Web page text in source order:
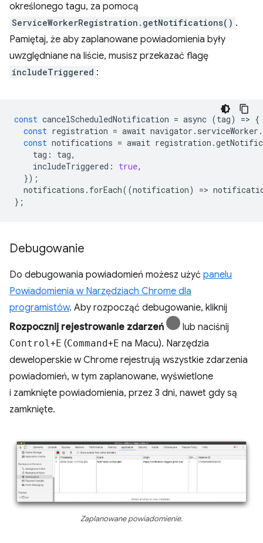
określonego tagu, za pomocą
ServiceWorkerRegistration.getNotifications() .
Pamiętaj, że aby zaplanowane powiadomienia były
uwzględniane na liście, musisz przekazać flagę
includeTriggered :
const cancelScheduledNotification = async (tag) => {
const registration = await navigator . serviceWorker .
const notifications = await registration .
tag : tag,
includeTriggered : true,
});
notifications . forEach((notification) =>
};
Debugowanie
Do debugowania powiadomień możesz użyć panelu
Powiadomienia w Narzędziach Chrome dla
programistów. Aby rozpocząć debugowanie, kliknij
Rozpocznij rejestrowanie zdarzeń
lub naciśnij
Control+E (Command+E na Macu). Narzędzia
deweloperskie w Chrome rejestrują wszystkie zdarzenia
powiadomień, w tym zaplanowane, wyświetlone
i zamknięte powiadomienia, przez 3 dni, nawet gdy są
zamknięte.
Zaplanowane powiadomienie.